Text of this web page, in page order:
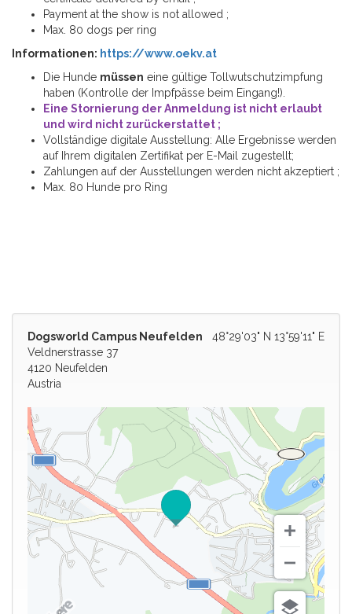
Payment at the show is not allowed ;
Max. 80 dogs per ring
Informationen: https://www.oekv.at
Die Hunde müssen eine gültige Tollwutschutzimpfung
haben (Kontrolle der Impfpässe beim Eingang!).
Eine Stornierung der Anmeldung ist nicht erlaubt
und wird nicht zurückerstattet ;
Vollständige digitale Ausstellung: Alle Ergebnisse werden
auf Ihrem digitalen Zertifikat per E-Mail zugestellt;
Zahlungen auf der Ausstellungen werden nicht akzeptiert ;
Max. 80 Hunde pro Ring
48°29'03" N 13°59'11" E
Dogsworld Campus Neufelden
Veldnerstrasse 37
4120 Neufelden
Austria